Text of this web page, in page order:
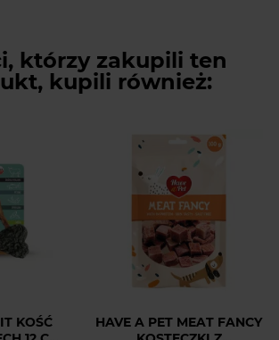
którzy zakupili ten
kupili również:
KOŚĆ
HAVE A PET MEAT FANCY